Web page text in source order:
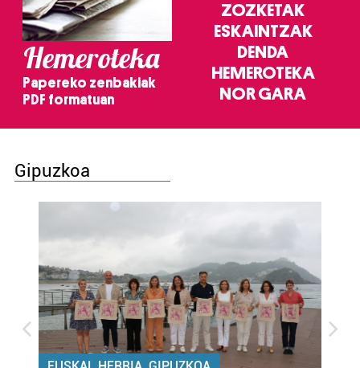
Hemeroteka
Papereko zenbakiak
PDF formatuan
ZOZKETAK
ESKAINTZAK
DENDA
HEMEROTEKA
NOR GARA
Gipuzkoa